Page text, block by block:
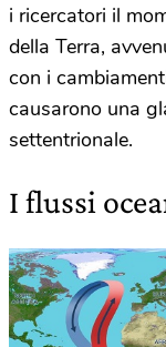
i ricercatori il
della Terra,
con i
causarono una
settentrionale.
I flussi